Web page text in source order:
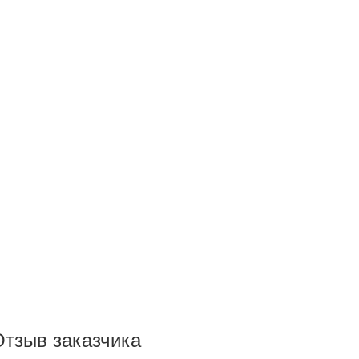
заказчика